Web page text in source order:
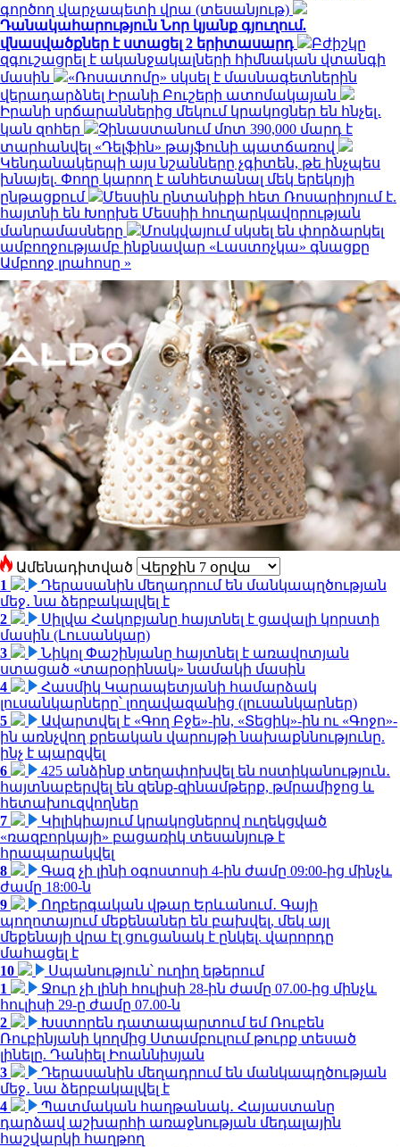
գործող վարչապետի վրա (տեսանյութ)
Դանակահարություն Նոր կյանք գյուղում.
վնասվածքներ է ստացել 2 երիտասարդ
Բժիշկը
զգուշացրել է ականջակալների հիմնական վտանգի
մասին
«Ռոսատոմը» սկսել է մասնագետներին
վերադարձնել Իրանի Բուշերի ատոմակայան
Իրանի սրճարաններից մեկում կրակոցներ են հնչել․
կան զոհեր
Չինաստանում մոտ 390,000 մարդ է
տարհանվել «Դելֆին» թայֆունի պատճառով
Կենդանակերպի այս նշանները չգիտեն, թե ինչպես
խնայել. Փողը կարող է անհետանալ մեկ երեկոյի
ընթացքում
Մեսսին ընտանիքի հետ Ռոսարիոյում է.
հայտնի են Խորխե Մեսսիի հուղարկավորության
մանրամասները
Մոսկվայում սկսել են փորձարկել
ամբողջությամբ ինքնավար «Լաստոչկա» գնացքը
Ամբողջ լրահոսը »
Ամենադիտված
1
Դերասանին մեղադրում են մանկապղծության
մեջ․ նա ձերբակալվել է
2
Սիլվա Հակոբյանը հայտնել է ցավալի կորստի
մասին (Լուսանկար)
3
Նիկոլ Փաշինյանը հայտնել է առավոտյան
ստացած «տարօրինակ» նամակի մասին
4
Հասմիկ Կարապետյանի համարձակ
լուսանկարները՝ լողավազանից (լուսանկարներ)
5
Ավարտվել է «Գող Բջե»-ին, «Տեցիկ»-ին ու «Գոջո»-
ին առնչվող քրեական վարույթի նախաքննությունը.
ինչ է պարզվել
6
425 անձինք տեղափոխվել են ոստիկանություն․
հայտնաբերվել են զենք-զինամթերք, թմրամիջոց և
հետախուզվողներ
7
Կիլիկիայում կրակոցներով ուղեկցված
«ռազբորկայի» բացառիկ տեսանյութ է
հրապարակվել
8
Գազ չի լինի օգոստոսի 4-ին ժամը 09:00-ից մինչև
ժամը 18:00-ն
9
Ողբերգական վթար Երևանում․ Գայի
պողոտայում մեքենաներ են բախվել, մեկ այլ
մեքենայի վրա էլ ցուցանակ է ընկել. վարորդը
մահացել է
10
Սպանություն՝ ուղիղ եթերում
1
Ջուր չի լինի հուլիսի 28-ին ժամը 07.00-ից մինչև
հուլիսի 29-ը ժամը 07.00-ն
2
Խստորեն դատապարտում եմ Ռուբեն
Ռուբինյանի կողմից Ստամբուլում թուրք տեսած
լինելը. Դանիել Իոաննիսյան
3
Դերասանին մեղադրում են մանկապղծության
մեջ․ նա ձերբակալվել է
4
Պատմական հաղթանակ․ Հայաստանը
դարձավ աշխարհի առաջնության մեդալային
հաշվարկի հաղթող